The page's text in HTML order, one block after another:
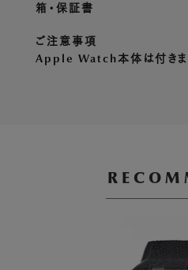
箱・保証書
ご注意事項
Apple Watch本体は付きま